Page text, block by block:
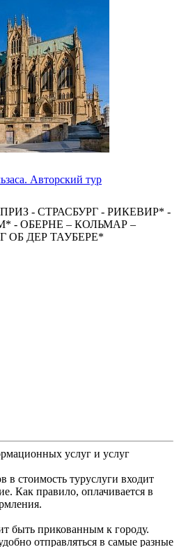
Авторский тур
- СТРАСБУРГ - РИКЕВИР* -
- ОБЕРНЕ – КОЛЬМАР –
ОБ ДЕР ТАУБЕРЕ*
услуг и услуг
в стоимость туруслуги входит
Как правило, оплачивается в
быть прикованным к городу.
отправляться в самые разные